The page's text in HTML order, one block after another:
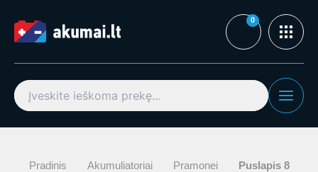
prie
turinio
Search
for:
Pradinis Akumuliatoriai Pramonei Puslapis 8